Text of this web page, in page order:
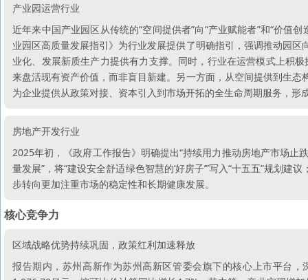
产业园运营行业
近年来中国产业园区从传统的“空间提供者”向“产业赋能者”和“价值
业园区高质量发展指引》为行业发展提供了明确指引，强调推动园
业化、发展新质生产力提供有力支撑。同时，行业在运营模式上积
来盘活现有资产价值，而非盲目新建。另一方面，从空间提供到生
为企业提供从政策对接、资本引入到市场开拓的全生命周期服务，形
房地产开发行业
2025年初，《政府工作报告》明确提出“持续用力推动房地产市场止
量发展”，将“建设安全舒适绿色智慧的‘好房子’”写入“十五五”规划
步转向更加注重市场的稳定性和长期健康发展。
核心竞争力
区域战略优势持续巩固，政策红利加速释放
报告期内，苏州高新作为苏州高新区管委会旗下的核心上市平台